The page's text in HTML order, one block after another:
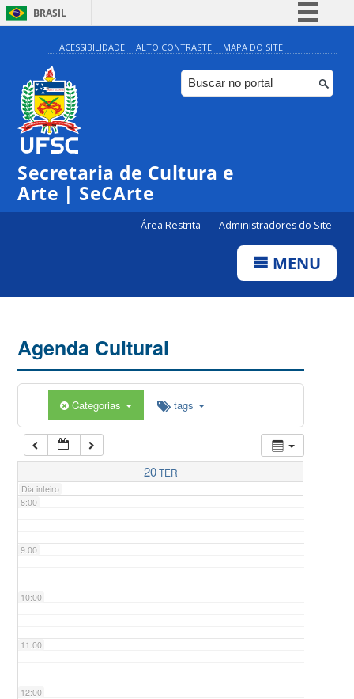
BRASIL
Simplifique!
Comunica BR
Participe
ACESSIBILIDADE ALTO CONTRASTE MAPA DO SITE
Secretaria de Cultura e
Arte | SeCArte
Área Restrita Administradores do Site
MENU
Agenda Cultural
Categorias tags
20TER
Dia inteiro
0:00
1:00
5:00
7:00
8:00
9:00
10:00
11:00
12:00